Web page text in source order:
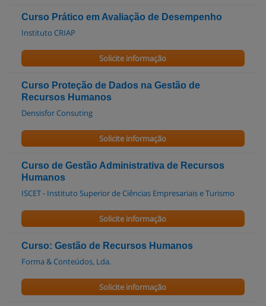
Curso Prático em Avaliação de Desempenho
Instituto CRIAP
Solicite informação
Curso Proteção de Dados na Gestão de
Recursos Humanos
Densisfor Consuting
Solicite informação
Curso de Gestão Administrativa de Recursos
Humanos
ISCET - Instituto Superior de Ciências Empresariais e Turismo
Solicite informação
Curso: Gestão de Recursos Humanos
Forma & Conteúdos, Lda.
Solicite informação